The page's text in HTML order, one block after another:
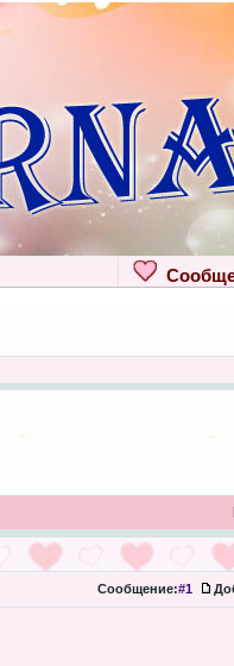
Сообщение:#1